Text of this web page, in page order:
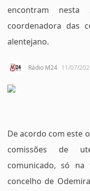
encontram nesta
coordenadora das
alentejano.
Rádio M24 11/07/
De acordo com este
comissões de
comunicado, só na
concelho de